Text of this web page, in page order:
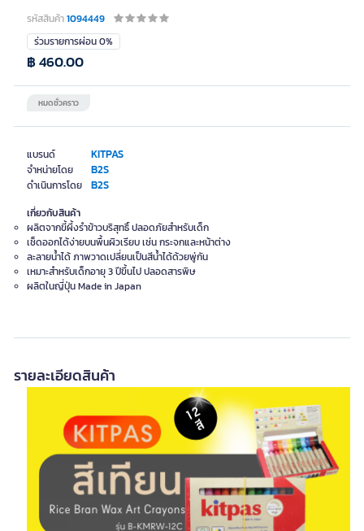
รหัสสินค้า1094449
แบรนด์ KITPAS
จำหน่ายโดย B2S
ดำเนินการโดย B2S
ร่วมรายการผ่อน 0%
หมดชั่วคราว
฿ 460.00
เกี่ยวกับสินค้า
ผลิตจากขี้ผึ้งรำข้าวบริสุทธิ์ ปลอดภัยสำหรับเด็ก
เช็ดออกได้ง่ายบนพื้นผิวเรียบ เช่น กระจกและหน้าต่าง
ละลายน้ำได้ ภาพวาดเปลี่ยนเป็นสีน้ำได้ด้วยพู่กัน
เหมาะสำหรับเด็กอายุ 3 ปีขึ้นไป ปลอดสารพิษ
ผลิตในญี่ปุ่น Made in Japan
รายละเอียดสินค้า